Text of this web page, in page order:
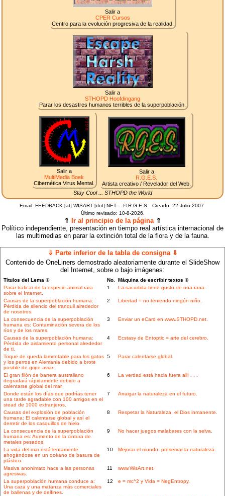
Salir a
CPER Cursos
Centro para la evolución progresiva de la realidad.
Salir a
STHOPD Hoofdingang
Parar los desastres humanos terribles de la superpoblación.
Salir a
MultiMedia Boek
Cibernética Virus Mental.
Salir a
R.G.E.S.
Artista creativo / Revelador del Web.
Stay Cool ... STHOPD the World
Email: FEEDBACK [at] WISART [dot] NET . ©R.G.E.S.
Creado: 22-Julio-2007
Último revisado: 10-8-2026.
⇑ Ir al principio de la página⇑
Político independiente, presentación en tiempo real artística internacional de
las multimedias en parar la extinción total de la flora y de la fauna.
⇓ Parte inferior de la tabla de consigna ⇓
Contenido de OneLiners demostrado aleatoriamente durante el SlideShow
del Internet, sobre o bajo imágenes:
Títulos del Lema © No. Máquina de escribir textos ©
Parar traficar de la especie animal rara
sobre el Internet.
1 La sacudida tiene gusto de una rana.
Causas de la superpoblación humana:
Pérdida de silencio del tranquil alrededor
de nosotros.
2 Libertad = no teniendo ningún niño.
La consecuencia de la superpoblación
humana es: Contaminación severa de los
ríos y de los mares.
3 Enviar un eCard en www.STHOPD.net.
Causas de la superpoblación humana:
Pérdida de aislamiento personal alrededor
de ti.
4 Ecstasy de Entoptic = arte del cerebro.
Toque de queda lamentable para los gatos
y los perros en Alemania debido a brote
posible de gripe aviar.
5 Parar calentarse global.
El gran filón de barrera australiano
degradará rápidamente debido a
calentarse global del mar.
6 La verdad está hacia fuera allí . . .
Donde están los días que podrías tener
una tarde agradable con 100 amigos en el
stead de 1000 extranjeros.
7 Arraigar la naturaleza en el futuro.
Causas del explosión de población
humana: El calentarse global y así el
derretir de los casquillos de hielo.
8 Respetar la Naturaleza, el Dios inmanente.
La consecuencia de la superpoblación
humana es: Aumento de la cintura de
metales pesados.
9 No hacer juegos malabares con la selva.
La vida del mar está lentamente
ahogándose en un océano de basura de
plástico.
10 Mejorar el mundo: preservar la naturaleza.
Masiva anonimato hace a las personas
agresivas.
11 www.WisArt.net.
La superpoblación humana conduce a:
Una caza y una matanza más comerciales
de ballenas y de delfines.
12 e = mc^2 y Vida = NegEntropy.